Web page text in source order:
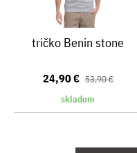
tričko Benin stone
24,90 € 53,90 €
skladom